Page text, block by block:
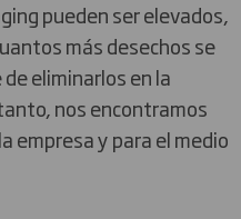
pueden ser elevados,
más desechos se
eliminarlos en la
nos encontramos
empresa y para el medio